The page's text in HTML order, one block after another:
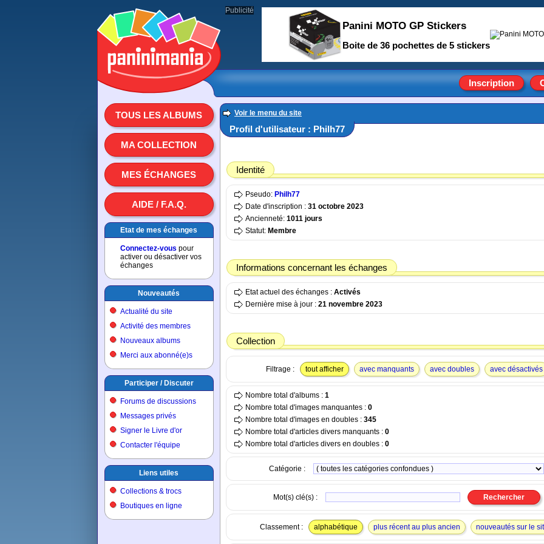
Inscription
TOUS LES ALBUMS
MA COLLECTION
MES ÉCHANGES
AIDE / F.A.Q.
Etat de mes échanges
Connectez-vous pour
activer ou désactiver vos
échanges
Nouveautés
Actualité du site
Activité des membres
Nouveaux albums
Merci aux abonné(e)s
Participer / Discuter
Forums de discussions
Messages privés
Signer le Livre d'or
Contacter l'équipe
Liens utiles
Collections & trocs
Boutiques en ligne
Voir le menu du site
Profil d'utilisateur : Philh77
Identité
Pseudo: Philh77
Date d'inscription : 31 octobre 2023
Ancienneté: 1011 jours
Statut: Membre
Informations concernant les échanges
Etat actuel des échanges : Activés
Dernière mise à jour : 21 novembre 2023
Collection
Filtrage : tout afficher avec manquants avec doubles avec désactivés
Nombre total d'albums : 1
Nombre total d'images manquantes : 0
Nombre total d'images en doubles : 345
Nombre total d'articles divers manquants : 0
Nombre total d'articles divers en doubles : 0
Catégorie :
Mot(s) clé(s) :
Classement : alphabétique plus récent au plus ancien nouveautés sur le
Publicité
Panini MOTO GP Stickers
Boite de 36 pochettes de 5 stickers